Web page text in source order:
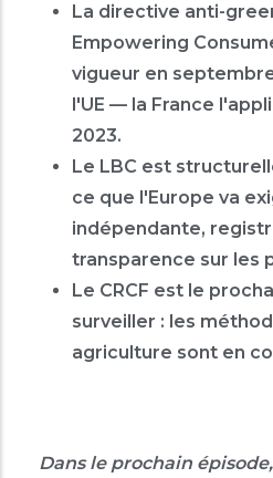
La directive anti-
Empowering
vigueur en
l'UE — la France
2023.
Le LBC est
ce que l'Europe va
indépendante,
transparence sur les
Le CRCF est le
surveiller : les
agriculture sont en
Dans le prochain